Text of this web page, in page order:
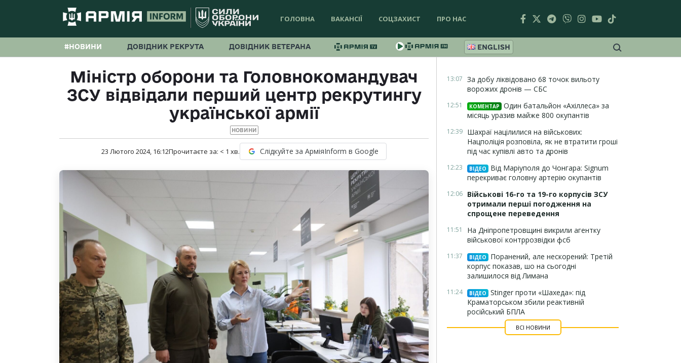
ГОЛОВНА ВАКАНСІЇ СОЦЗАХИСТ ПРО НАС
#НОВИНИ ДОВІДНИК РЕКРУТА ДОВІДНИК ВЕТЕРАНА ENGLISH
Міністр оборони та Головнокомандувач
ЗСУ відвідали перший центр рекрутингу
української армії
НОВИНИ
23 Лютого 2024, 16:12Прочитаєте за: < 1 хв. Слідкуйте за АрміяInform в Google
13:07 За добу ліквідовано 68 точок вильоту
ворожих дронів — СБС
12:51 КОМЕНТАР
Один батальйон «Ахіллеса» за
місяць уразив майже 800 окупантів
12:39 Шахраї націлилися на військових:
Нацполіція розповіла, як не втратити гроші
під час купівлі авто та дронів
12:23 ВІДЕО
Від Маріуполя до Чонгара: Signum
перекриває головну артерію окупантів
12:06 Військові 16-го та 19-го корпусів ЗСУ
отримали перші погодження на
спрощене переведення
11:51
На Дніпропетровщині викрили агентку
військової контррозвідки фсб
11:37 ВІДЕО
Поранений, але нескорений: Третій
корпус показав, шо на сьогодні
залишилося від Лимана
11:24 ВІДЕО
Stinger проти «Шахеда»: під
Краматорськом збили реактивній
російський БПЛА
ВСІ НОВИНИ